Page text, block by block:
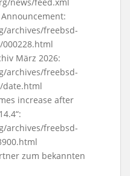
Announcement:
archives/freebsd-
März 2026:
archives/freebsd-
date.html
increase after
archives/freebsd-
zum bekannten